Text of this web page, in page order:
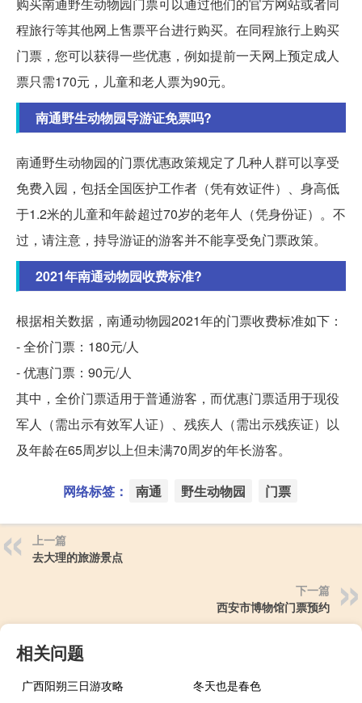
程旅行等其他网上售票平台进行购买。在同程旅行上购买
门票，您可以获得一些优惠，例如提前一天网上预定成人
票只需170元，儿童和老人票为90元。
南通野生动物园导游证免票吗?
南通野生动物园的门票优惠政策规定了几种人群可以享受
免费入园，包括全国医护工作者（凭有效证件）、身高低
于1.2米的儿童和年龄超过70岁的老年人（凭身份证）。不
过，请注意，持导游证的游客并不能享受免门票政策。
2021年南通动物园收费标准?
根据相关数据，南通动物园2021年的门票收费标准如下：
- 全价门票：180元/人
- 优惠门票：90元/人
其中，全价门票适用于普通游客，而优惠门票适用于现役
军人（需出示有效军人证）、残疾人（需出示残疾证）以
及年龄在65周岁以上但未满70周岁的年长游客。
网络标签： 南通 野生动物园 门票
上一篇
去大理的旅游景点
下一篇
西安市博物馆门票预约
相关问题
广西阳朔三日游攻略
冬天也是春色